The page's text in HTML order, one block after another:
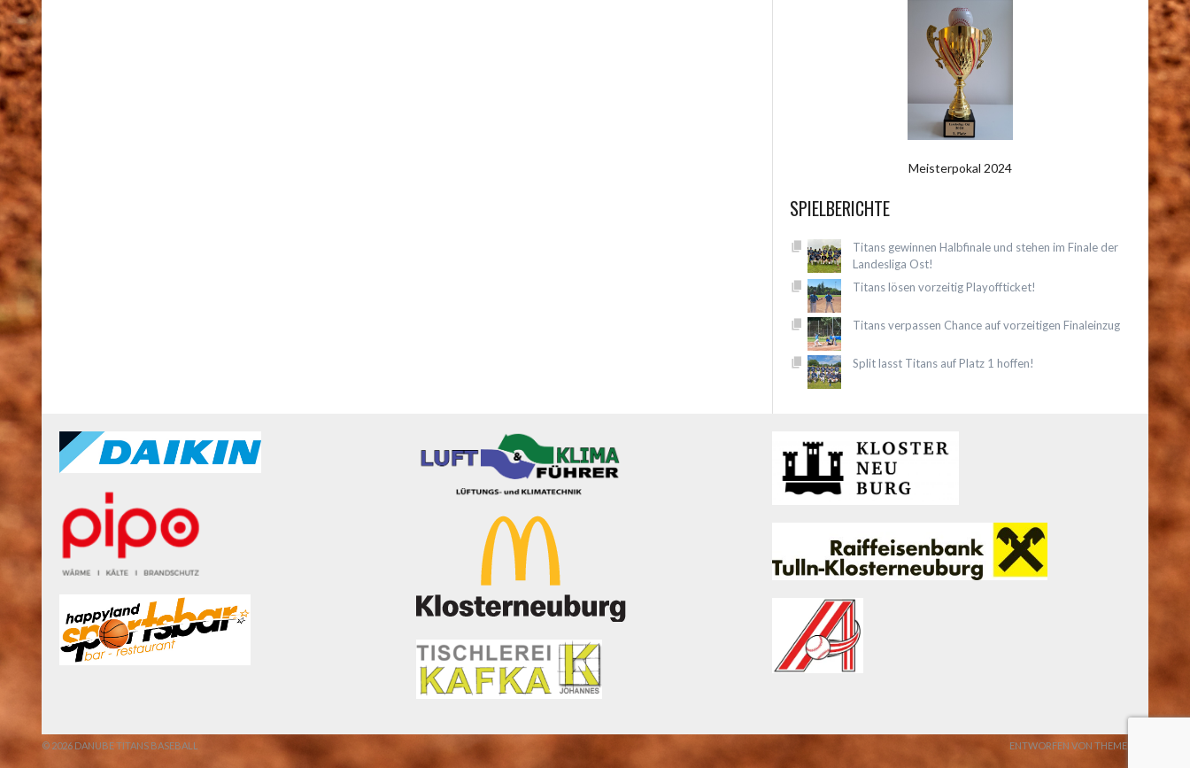
Meisterpokal 2024
SPIELBERICHTE
Titans gewinnen Halbfinale und stehen im Finale der
Landesliga Ost!
Titans lösen vorzeitig Playoffticket!
Titans verpassen Chance auf vorzeitigen Finaleinzug
Split lasst Titans auf Platz 1 hoffen!
© 2026 DANUBE TITANS BASEBALL ENTWORFEN VON THEMEBOY